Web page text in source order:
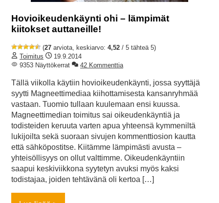
Hovioikeudenkäynti ohi – lämpimät
kiitokset auttaneille!
(27 arviota, keskiarvo: 4,52 / 5 tähteä 5)
Toimitus
19.9.2014
9353 Näyttökerrat
42 Kommenttia
Tällä viikolla käytiin hovioikeudenkäynti, jossa syyttäjä
syytti Magneettimediaa kiihottamisesta kansanryhmää
vastaan. Tuomio tullaan kuulemaan ensi kuussa.
Magneettimedian toimitus sai oikeudenkäyntiä ja
todisteiden keruuta varten apua yhteensä kymmeniltä
lukijoilta sekä suoraan sivujen kommenttiosion kautta
että sähköpostitse. Kiitämme lämpimästi avusta –
yhteisöllisyys on ollut valttimme. Oikeudenkäyntiin
saapui keskiviikkona syytetyn avuksi myös kaksi
todistajaa, joiden tehtävänä oli kertoa […]